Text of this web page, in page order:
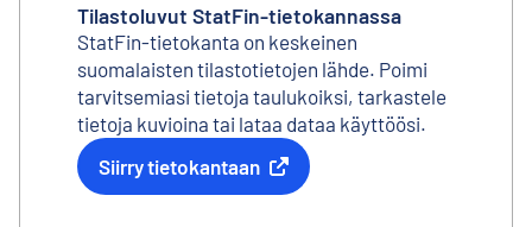
Tilastoluvut StatFin-tietokannassa
StatFin-tietokanta on keskeinen
suomalaisten tilastotietojen lähde. Poimi
tarvitsemiasi tietoja taulukoiksi, tarkastele
tietoja kuvioina tai lataa dataa käyttöösi.
Siirry tietokantaan
Ulkoinen linkki